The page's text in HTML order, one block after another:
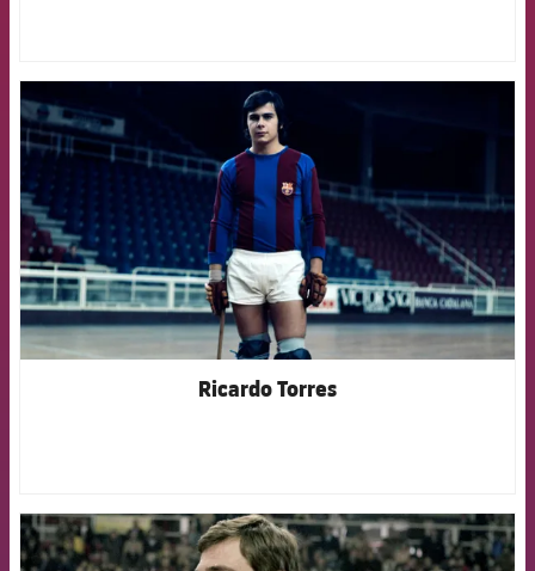
FCB Barcelona badge
Ricardo Torres
FCB Barcelona badge